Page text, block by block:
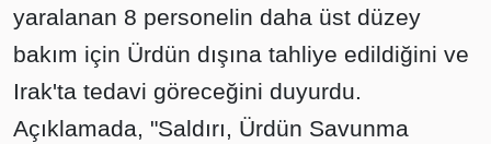
yaralanan 8 personelin daha üst düzey
bakım için Ürdün dışına tahliye edildiğini ve
Irak'ta tedavi göreceğini duyurdu.
Açıklamada, "Saldırı, Ürdün Savunma